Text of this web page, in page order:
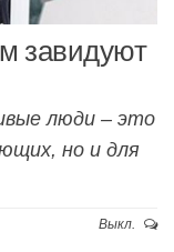
завидуют
люди – это
но и для
Выкл.